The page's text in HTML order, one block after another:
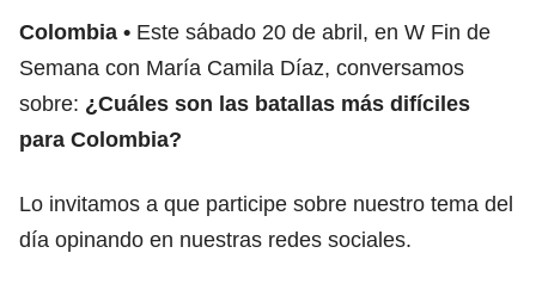
Colombia
Este sábado 20 de abril, en W Fin de
Semana con María Camila Díaz, conversamos
sobre: ¿Cuáles son las batallas más difíciles
para Colombia?
Lo invitamos a que participe sobre nuestro tema del
día opinando en nuestras redes sociales.